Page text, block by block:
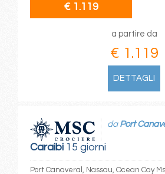
€ 1.119
a partire da
€ 1.119
DETTAGLI
Caraibi15 giorni
da Port
Port Canaveral, Nassau, Ocean Cay